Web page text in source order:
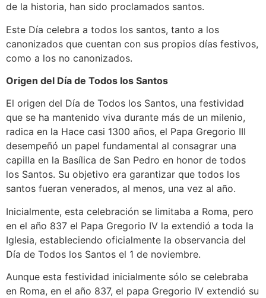
de la historia, han sido proclamados santos.
Este Día celebra a todos los santos, tanto a los
canonizados que cuentan con sus propios días festivos,
como a los no canonizados.
Origen del Día de Todos los Santos
El origen del Día de Todos los Santos, una festividad
que se ha mantenido viva durante más de un milenio,
radica en la Hace casi 1300 años, el Papa Gregorio III
desempeñó un papel fundamental al consagrar una
capilla en la Basílica de San Pedro en honor de todos
los Santos. Su objetivo era garantizar que todos los
santos fueran venerados, al menos, una vez al año.
Inicialmente, esta celebración se limitaba a Roma, pero
en el año 837 el Papa Gregorio IV la extendió a toda la
Iglesia, estableciendo oficialmente la observancia del
Día de Todos los Santos el 1 de noviembre.
Aunque esta festividad inicialmente sólo se celebraba
en Roma, en el año 837, el papa Gregorio IV extendió su